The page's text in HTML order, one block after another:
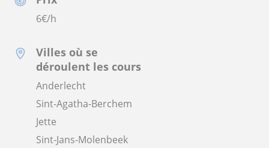
6€/h
Villes où se
déroulent les cours
Anderlecht
Sint-Agatha-Berchem
Jette
Sint-Jans-Molenbeek